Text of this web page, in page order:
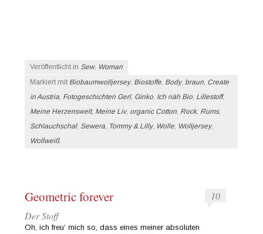
Veröffentlicht in Sew, Woman
Markiert mit Biobaumwolljersey, Biostoffe, Body, braun, Create
in Austria, Fotogeschichten Gerl, Ginko, Ich näh Bio, Lillestoff,
Meine Herzenswelt, Meine Liv, organic Cotton, Rock, Rums,
Schlauchschal, Sewera, Tommy & Lilly, Wolle, Wolljersey,
Wollweiß
Geometric forever
10
Der Stoff
Oh, ich freu‘ mich so, dass eines meiner absoluten